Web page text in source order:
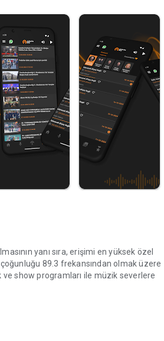
yanı sıra, erişimi en yüksek özel
89.3 frekansından olmak üzere
show programları ile müzik severlere
adresine iletebilir ya da